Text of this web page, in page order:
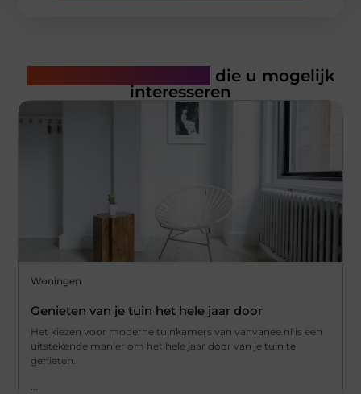
die u mogelijk
interesseren
Woningen
Genieten van je tuin het hele jaar door
Het kiezen voor moderne tuinkamers van vanvanee.nl is een
uitstekende manier om het hele jaar door van je tuin te
genieten.
...